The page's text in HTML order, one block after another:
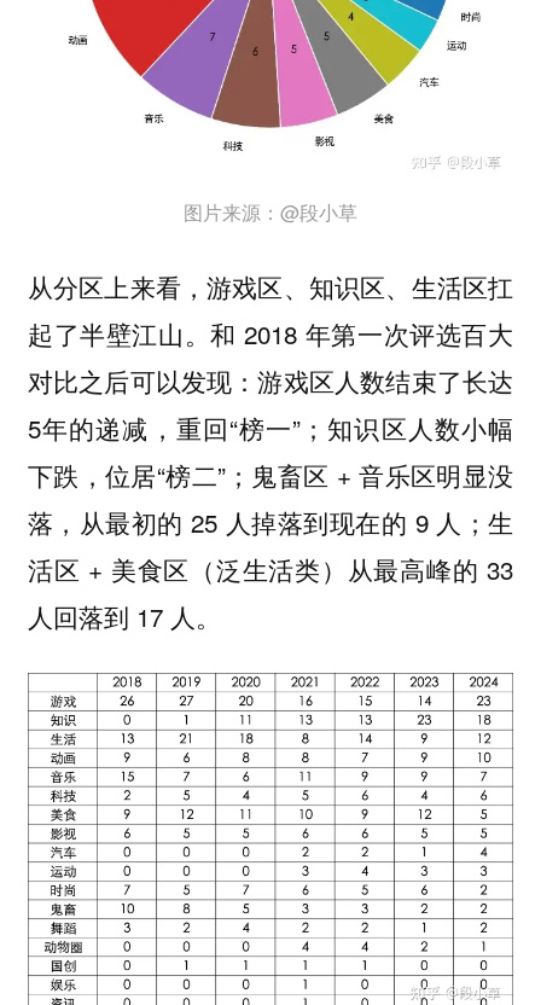
图片来源：@段小草
从分区上来看，游戏区、知识区、生活区扛
起了半壁江山。和 2018 年第一次评选百大
对比之后可以发现：游戏区人数结束了长达
5年的递减，重回“榜一”；知识区人数小幅
下跌，位居“榜二”；鬼畜区 + 音乐区明显没
落，从最初的 25 人掉落到现在的 9 人；生
活区 + 美食区（泛生活类）从最高峰的 33
人回落到 17 人。